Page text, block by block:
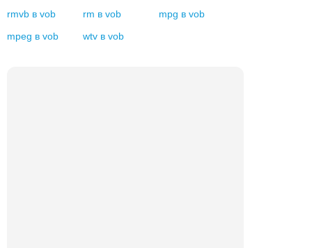
rmvb в vob rm в vob mpg в vob
mpeg в vob wtv в vob